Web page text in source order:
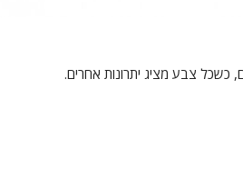
כשכל צבע מציג יתרונות אחרים.